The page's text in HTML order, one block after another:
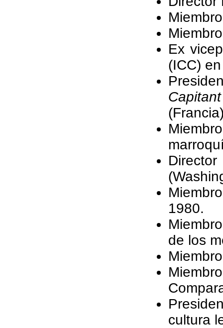
Ex
(ICC)
1980.
de los
cultura